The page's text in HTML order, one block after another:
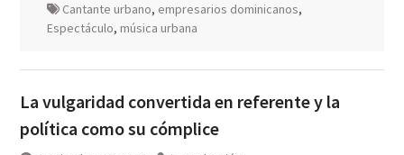
Cantante urbano, empresarios dominicanos,
Espectáculo, música urbana
La vulgaridad convertida en referente y la
política como su cómplice